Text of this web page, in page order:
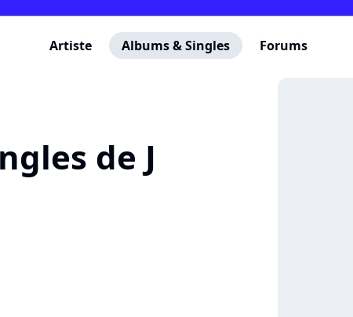
Artiste Albums & Singles Forums
de J